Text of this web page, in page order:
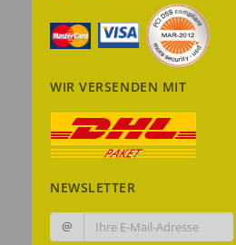
WIR VERSENDEN MIT
NEWSLETTER
@